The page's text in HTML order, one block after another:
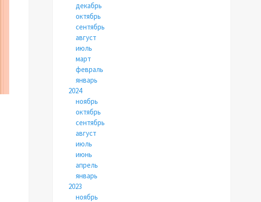
декабрь
октябрь
сентябрь
август
июль
март
февраль
январь
2024
ноябрь
октябрь
сентябрь
август
июль
июнь
апрель
январь
2023
ноябрь